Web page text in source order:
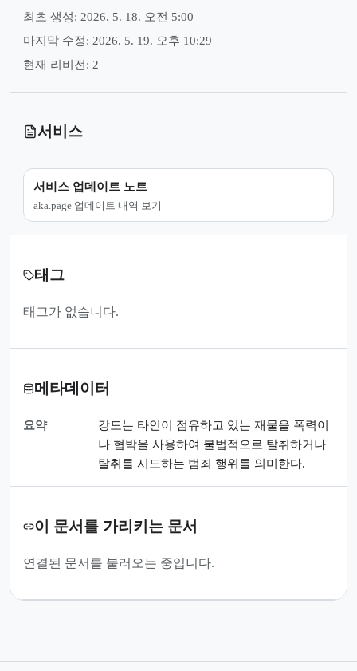
최초 생성: 2026. 5. 18. 오전 5:00
마지막 수정: 2026. 5. 19. 오후 10:29
현재 리비전: 2
서비스
서비스 업데이트 노트
aka.page 업데이트 내역 보기
태그
태그가 없습니다.
메타데이터
요약
강도는 타인이 점유하고 있는 재물을 폭력이
나 협박을 사용하여 불법적으로 탈취하거나
탈취를 시도하는 범죄 행위를 의미한다.
이 문서를 가리키는 문서
연결된 문서를 불러오는 중입니다.